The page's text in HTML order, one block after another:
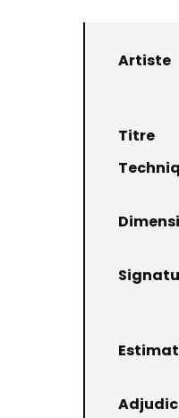
Artiste
Titre